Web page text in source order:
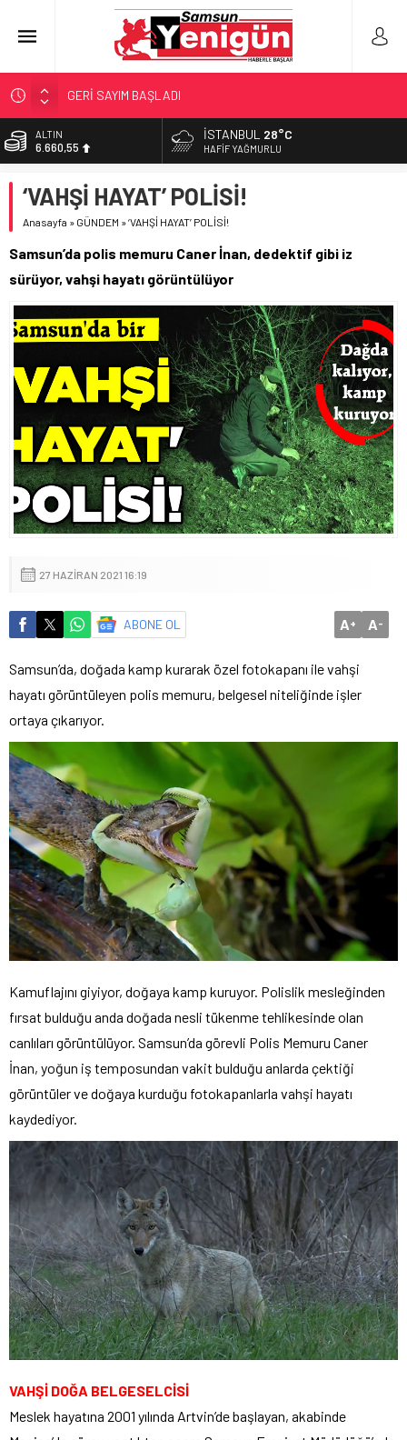
GERİ SAYIM BAŞLADI
SAMSUNSPOR’DA HEDEF 5’İNCİLİK!
‘BAFRA’YA YATIRIM YAPIN!’
YÖNETİCİ SEÇERKEN YAPILAN EN BÜYÜK HATALAR
BİST
13.779,39
47,7111
EURO
6.660,55
İSTANBUL 28°C
HAFIF YAĞMURLU
‘VAHŞİ HAYAT’ POLİSİ!
Anasayfa » GÜNDEM »‘VAHŞİ HAYAT’ POLİSİ!
Samsun’da polis memuru Caner İnan, dedektif gibi iz
sürüyor, vahşi hayatı görüntülüyor
27 HAZIRAN 2021 16:19
ABONE OL A+ A-
Samsun’da, doğada kamp kurarak özel fotokapanı ile vahşi
hayatı görüntüleyen polis memuru, belgesel niteliğinde işler
ortaya çıkarıyor.
Kamuflajını giyiyor, doğaya kamp kuruyor. Polislik mesleğinden
fırsat bulduğu anda doğada nesli tükenme tehlikesinde olan
canlıları görüntülüyor. Samsun’da görevli Polis Memuru Caner
İnan, yoğun iş temposundan vakit bulduğu anlarda çektiği
görüntüler ve doğaya kurduğu fotokapanlarla vahşi hayatı
kaydediyor.
VAHŞİ DOĞA BELGESELCİSİ
Meslek hayatına 2001 yılında Artvin’de başlayan, akabinde